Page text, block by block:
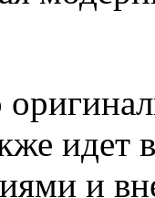
идет
и